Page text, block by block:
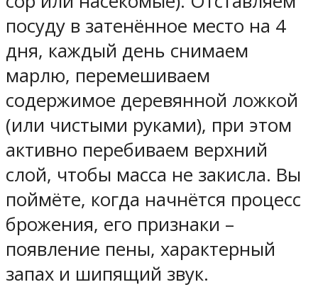
посуду в затенённое место на 4
дня, каждый день снимаем
марлю, перемешиваем
содержимое деревянной ложкой
(или чистыми руками), при этом
активно перебиваем верхний
слой, чтобы масса не закисла. Вы
поймёте, когда начнётся процесс
брожения, его признаки –
появление пены, характерный
запах и шипящий звук.